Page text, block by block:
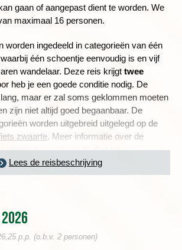
gaan of aangepast dient te worden. We
maximaal 16 personen.
worden ingedeeld in categorieën van één
één schoentje eenvoudig is en vijf
wandelaar. Deze reis krijgt twee
heb je een goede conditie nodig. De
maar er zal soms geklommen moeten
zijn niet altijd goed begaanbaar. De
worden uitgebreid uitgelegd op de
zwaarte. Meer informatie over de
vind je hieronder in de dag-tot-
een toelichting over de zwaarte van deze
informatie.
Lees de reisbeschrijving
p.p. (o.b.v. 2 personen)